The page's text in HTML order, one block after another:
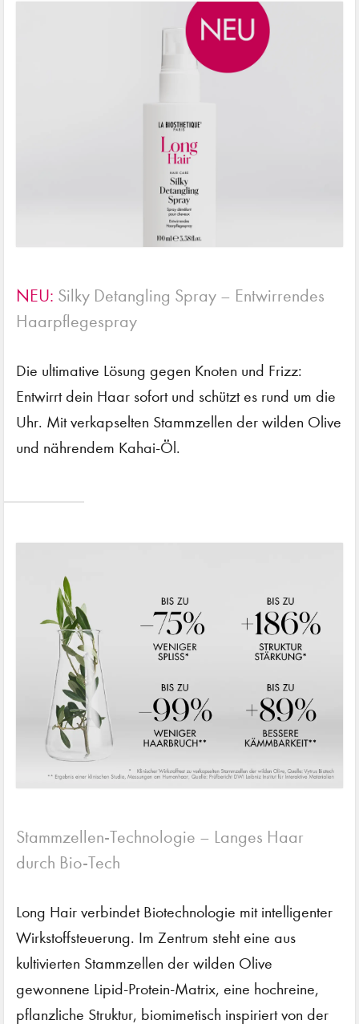
NEU: Silky Detangling Spray – Entwirrendes
Haarpflegespray
Die ultimative Lösung gegen Knoten und Frizz:
Entwirrt dein Haar sofort und schützt es rund um die
Uhr. Mit verkapselten Stammzellen der wilden Olive
und nährendem Kahai-Öl.
Stammzellen-Technologie – Langes Haar
durch Bio-Tech
Long Hair verbindet Biotechnologie mit intelligenter
Wirkstoffsteuerung. Im Zentrum steht eine aus
kultivierten Stammzellen der wilden Olive
gewonnene Lipid-Protein-Matrix, eine hochreine,
pflanzliche Struktur, biomimetisch inspiriert von der